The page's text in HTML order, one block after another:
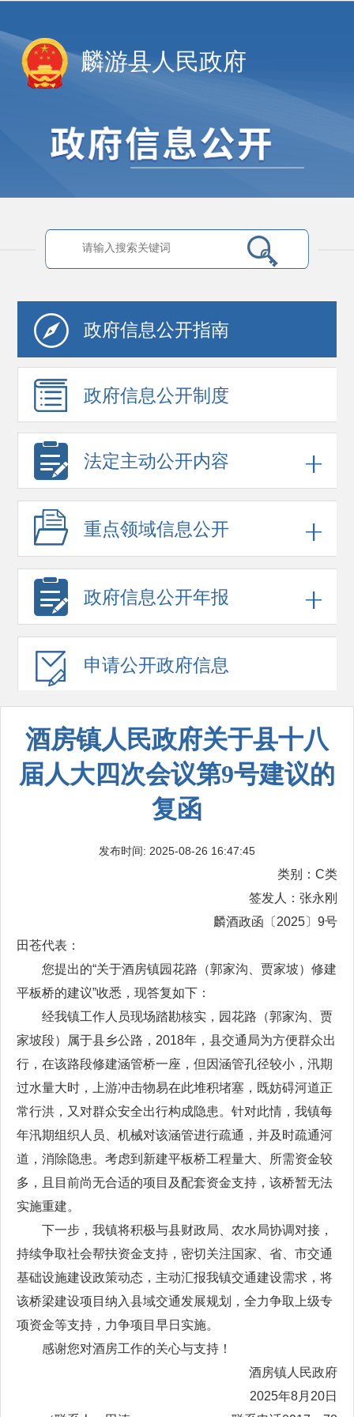
麟游县人民政府
政府信息公开指南
政府信息公开制度
法定主动公开内容
重点领域信息公开
政府信息公开年报
申请公开政府信息
酒房镇人民政府关于县十八
届人大四次会议第9号建议的
复函
发布时间: 2025-08-26 16:47:45
类别：C类
签发人：张永刚
麟酒政函〔2025〕9号
田苍代表：
您提出的“关于酒房镇园花路（郭家沟、贾家坡）修建
平板桥的建议”收悉，现答复如下：
经我镇工作人员现场踏勘核实，园花路（郭家沟、贾
家坡段）属于县乡公路，2018年，县交通局为方便群众出
行，在该路段修建涵管桥一座，但因涵管孔径较小，汛期
过水量大时，上游冲击物易在此堆积堵塞，既妨碍河道正
常行洪，又对群众安全出行构成隐患。针对此情，我镇每
年汛期组织人员、机械对该涵管进行疏通，并及时疏通河
道，消除隐患。考虑到新建平板桥工程量大、所需资金较
多，且目前尚无合适的项目及配套资金支持，该桥暂无法
实施重建。
下一步，我镇将积极与县财政局、农水局协调对接，
持续争取社会帮扶资金支持，密切关注国家、省、市交通
基础设施建设政策动态，主动汇报我镇交通建设需求，将
该桥梁建设项目纳入县域交通发展规划，全力争取上级专
项资金等支持，力争项目早日实施。
感谢您对酒房工作的关心与支持！
酒房镇人民政府
2025年8月20日